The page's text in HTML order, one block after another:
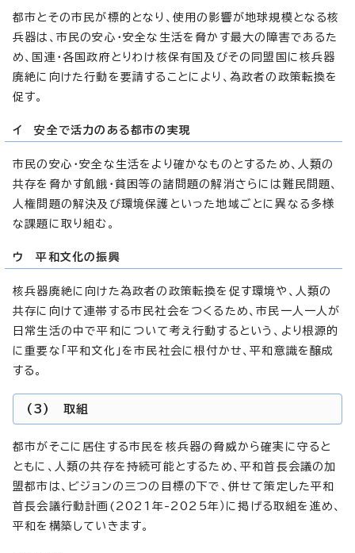
都市とその市民が標的となり、使用の影響が地球規模となる核
兵器は、市民の安心・安全な生活を脅かす最大の障害であるた
め、国連・各国政府とりわけ核保有国及びその同盟国に核兵器
廃絶に向けた行動を要請することにより、為政者の政策転換を
促す。
イ 安全で活力のある都市の実現
市民の安心・安全な生活をより確かなものとするため、人類の
共存を脅かす飢餓・貧困等の諸問題の解消さらには難民問題、
人権問題の解決及び環境保護といった地域ごとに異なる多様
な課題に取り組む。
ウ 平和文化の振興
核兵器廃絶に向けた為政者の政策転換を促す環境や、人類の
共存に向けて連帯する市民社会をつくるため、市民一人一人が
日常生活の中で平和について考え行動するという、より根源的
に重要な「平和文化」を市民社会に根付かせ、平和意識を醸成
する。
(3) 取組
都市がそこに居住する市民を核兵器の脅威から確実に守ると
ともに、人類の共存を持続可能とするため、平和首長会議の加
盟都市は、ビジョンの三つの目標の下で、併せて策定した平和
首長会議行動計画(2021年-2025年）に掲げる取組を進め、
平和を構築していきます。